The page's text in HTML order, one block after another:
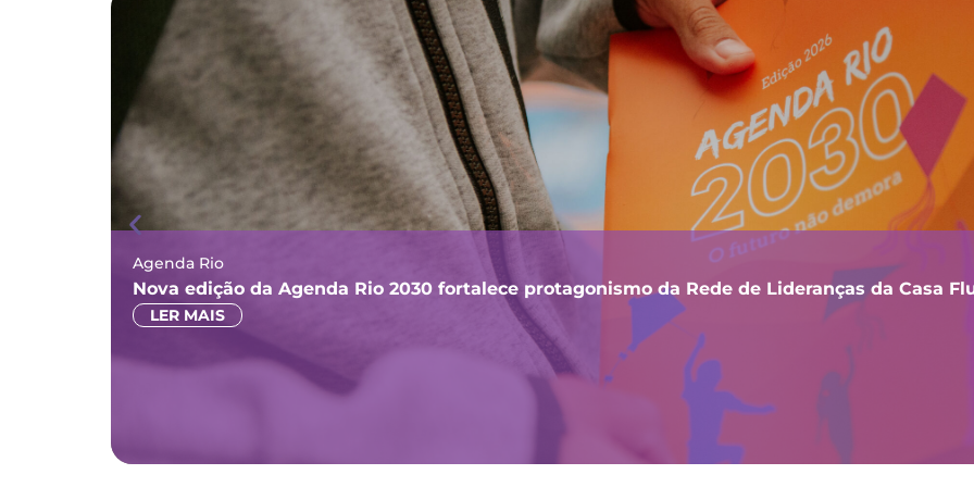
Agenda Rio
Nova edição da Agenda Rio 2030 fortalece protagonismo da Rede de Lideranças da Casa
LER MAIS